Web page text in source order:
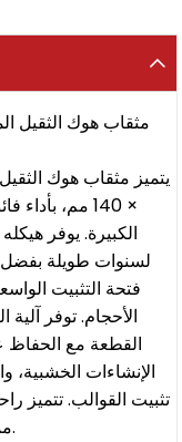
× 140 مم،
الكبيرة. يوفر
لسنوات طويلة بفضل
فتحة التثبيت
الأحجام. توفر
القطعة مع الحفاظ
الإنشاءات الخشبية،
تثبيت القوالب. تتميز
مما يضمن عدم اهتزازه أو انزلاقه أثناء التثبيت.